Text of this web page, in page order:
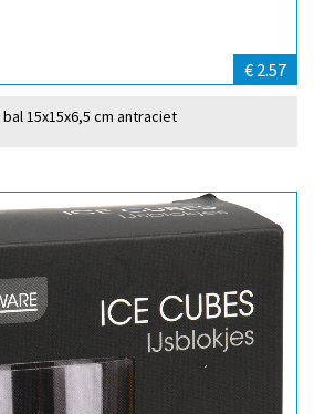
€ 2.57
15x15x6,5 cm antraciet